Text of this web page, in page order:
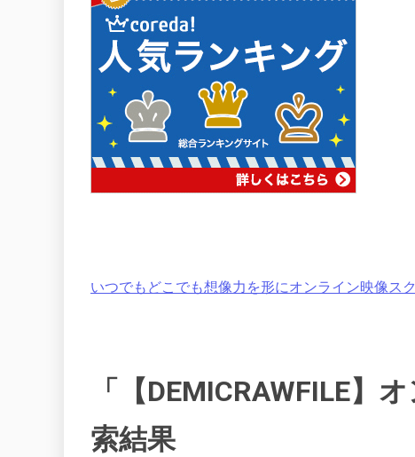
いつでもどこでも想像力を形にオンライン映像スク
「【DEMICRAWFILE】
索結果